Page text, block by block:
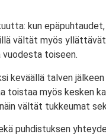
kun
vältät myös
vuodesta toiseen.
keväällä talven
myös kesken
vältät tukkeumat
puhdistuksen